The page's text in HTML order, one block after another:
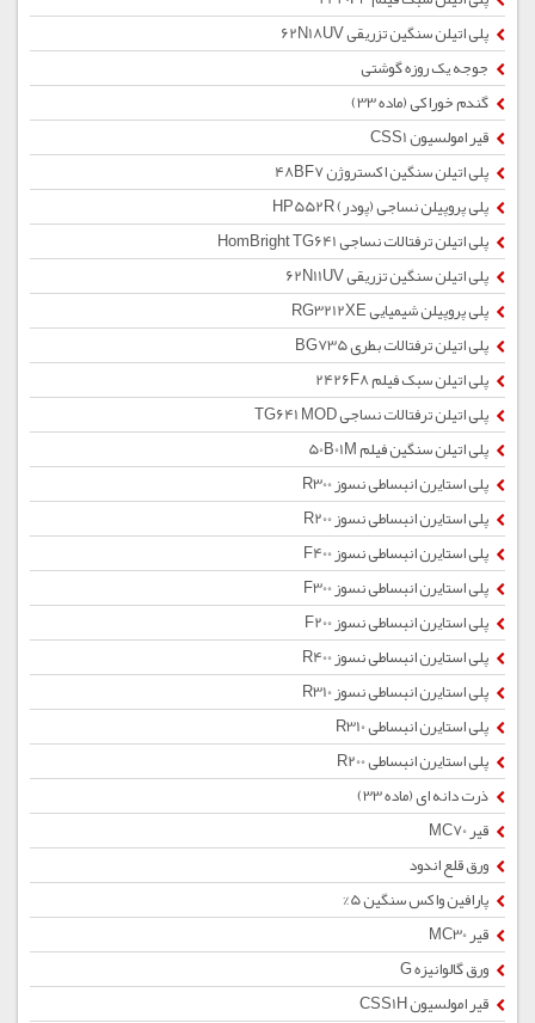
پلی اتیلن سنگین تزریقی 62N18UV
جوجه یک روزه گوشتی
گندم خوراکی (ماده 33)
قیر امولسیون CSS1
پلی اتیلن سنگین اکستروژن 48BF7
پلی پروپیلن نساجی (پودر) HP552R
پلی اتیلن ترفتالات نساجی HomBright TG641
پلی اتیلن سنگین تزریقی 62N11UV
پلی پروپیلن شیمیایی RG3212XE
پلی اتیلن ترفتالات بطری BG735
پلی اتیلن سبک فیلم 2426F8
پلی اتیلن ترفتالات نساجی TG641 MOD
پلی اتیلن سنگین فیلم 50B01M
پلی استایرن انبساطی نسوز R300
پلی استایرن انبساطی نسوز R200
پلی استایرن انبساطی نسوز F400
پلی استایرن انبساطی نسوز F300
پلی استایرن انبساطی نسوز F200
پلی استایرن انبساطی نسوز R400
پلی استایرن انبساطی نسوز R310
پلی استایرن انبساطی R310
پلی استایرن انبساطی R200
ذرت دانه ای (ماده 33)
قیر MC70
ورق قلع اندود
پارافین واکس سنگین 5%
قیر MC30
ورق گالوانیزه G
قیر امولسیون CSS1H